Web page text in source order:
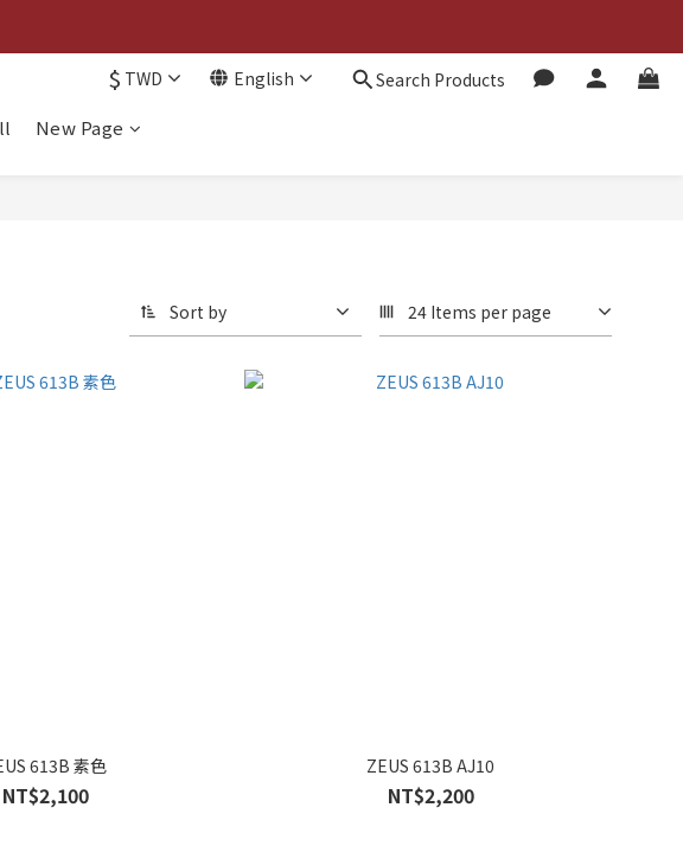
.｡.:*☆
$ TWD English Search Products
New Page
Sort by 24 Items per page
613B 素色
NT$2,100
ZEUS 613B AJ10
NT$2,200